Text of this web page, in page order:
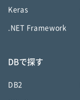
Keras
.NET Framework
DBで探す
DB2